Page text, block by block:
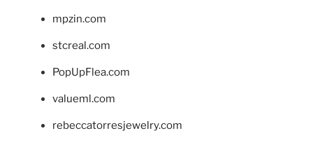
mpzin.com
stcreal.com
PopUpFlea.com
valueml.com
rebeccatorresjewelry.com